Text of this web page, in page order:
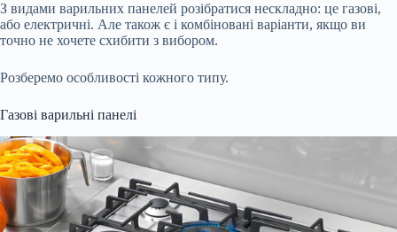
З видами варильних панелей розібратися нескладно: це газові,
або електричні. Але також є і комбіновані варіанти, якщо ви
точно не хочете схибити з вибором.
Розберемо особливості кожного типу.
Газові варильні панелі